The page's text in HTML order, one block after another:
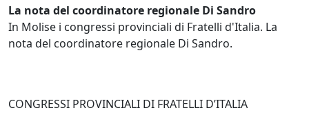
La nota del coordinatore regionale Di Sandro
In Molise i congressi provinciali di Fratelli d'Italia. La
nota del coordinatore regionale Di Sandro.
CONGRESSI PROVINCIALI DI FRATELLI D’ITALIA